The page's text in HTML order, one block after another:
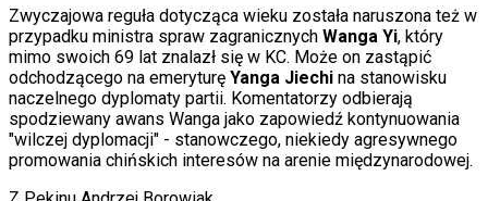
Europa
Świat
Ubezpieczenie
Moja szkoła
Pogoda
Moto
Quizy
Zdrowie
Zwyczajowa reguła dotycząca wieku została naruszona też w
przypadku ministra spraw zagranicznych Wanga Yi, który
mimo swoich 69 lat znalazł się w KC. Może on zastąpić
odchodzącego na emeryturę Yanga Jiechi na stanowisku
naczelnego dyplomaty partii. Komentatorzy odbierają
spodziewany awans Wanga jako zapowiedź kontynuowania
"wilczej dyplomacji" - stanowczego, niekiedy agresywnego
promowania chińskich interesów na arenie międzynarodowej.